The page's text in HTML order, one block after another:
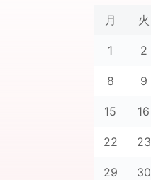
月 火
1 2
8 9
15 16
22 23
29 30